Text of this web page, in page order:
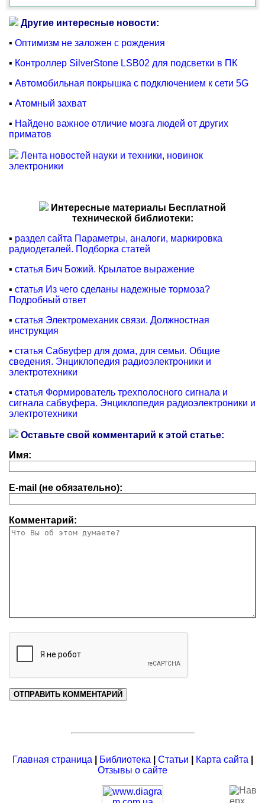
Другие интересные новости:
▪ Оптимизм не заложен с рождения
▪ Контроллер SilverStone LSB02 для подсветки в ПК
▪ Автомобильная покрышка с подключением к сети 5G
▪ Атомный захват
▪ Найдено важное отличие мозга людей от других
приматов
Лента новостей науки и техники, новинок
электроники
Интересные материалы Бесплатной
технической библиотеки:
▪ раздел сайта Параметры, аналоги, маркировка
радиодеталей. Подборка статей
▪ статья Бич Божий. Крылатое выражение
▪ статья Из чего сделаны надежные тормоза?
Подробный ответ
▪ статья Электромеханик связи. Должностная
инструкция
▪ статья Сабвуфер для дома, для семьи. Общие
сведения. Энциклопедия радиоэлектроники и
электротехники
▪ статья Формирователь трехполосного сигнала и
сигнала сабвуфера. Энциклопедия радиоэлектроники и
электротехники
Оставьте свой комментарий к этой статье:
Имя:
E-mail (не обязательно):
Комментарий:
Главная страница Библиотека Статьи Карта сайта
Отзывы о сайте